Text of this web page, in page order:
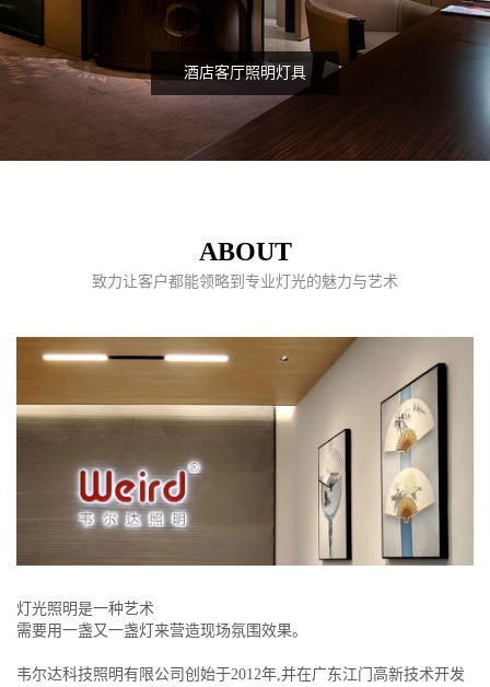
酒店客厅照明灯具
ABOUT
致力让客户都能领略到专业灯光的魅力与艺术
灯光照明是一种艺术
需要用一盏又一盏灯来营造现场氛围效果。
韦尔达科技照明有限公司创始于2012年,并在广东江门高新技术开发